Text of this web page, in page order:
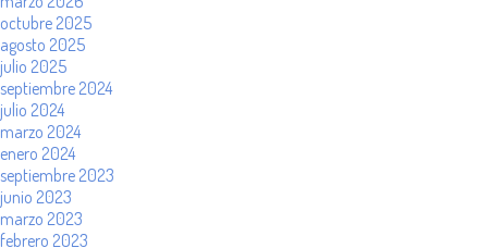
octubre 2025
agosto 2025
julio 2025
septiembre 2024
julio 2024
marzo 2024
enero 2024
septiembre 2023
junio 2023
marzo 2023
febrero 2023